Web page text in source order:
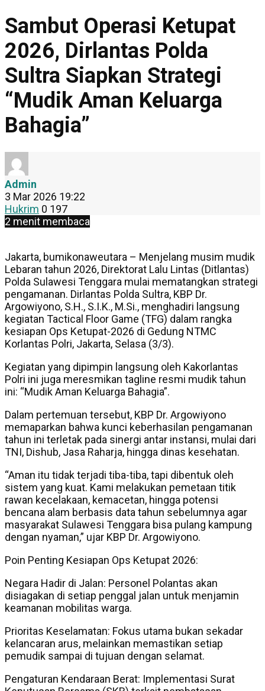
Sambut Operasi Ketupat
2026, Dirlantas Polda
Sultra Siapkan Strategi
“Mudik Aman Keluarga
Bahagia”
Admin
3 Mar 2026 19:22
Hukrim 0 197
2 menit membaca
Jakarta, bumikonaweutara – Menjelang musim mudik
Lebaran tahun 2026, Direktorat Lalu Lintas (Ditlantas)
Polda Sulawesi Tenggara mulai mematangkan strategi
pengamanan. Dirlantas Polda Sultra, KBP Dr.
Argowiyono, S.H., S.I.K., M.Si., menghadiri langsung
kegiatan Tactical Floor Game (TFG) dalam rangka
kesiapan Ops Ketupat-2026 di Gedung NTMC
Korlantas Polri, Jakarta, Selasa (3/3).
Kegiatan yang dipimpin langsung oleh Kakorlantas
Polri ini juga meresmikan tagline resmi mudik tahun
ini: “Mudik Aman Keluarga Bahagia”.
Dalam pertemuan tersebut, KBP Dr. Argowiyono
memaparkan bahwa kunci keberhasilan pengamanan
tahun ini terletak pada sinergi antar instansi, mulai dari
TNI, Dishub, Jasa Raharja, hingga dinas kesehatan.
“Aman itu tidak terjadi tiba-tiba, tapi dibentuk oleh
sistem yang kuat. Kami melakukan pemetaan titik
rawan kecelakaan, kemacetan, hingga potensi
bencana alam berbasis data tahun sebelumnya agar
masyarakat Sulawesi Tenggara bisa pulang kampung
dengan nyaman,” ujar KBP Dr. Argowiyono.
Poin Penting Kesiapan Ops Ketupat 2026:
Negara Hadir di Jalan: Personel Polantas akan
disiagakan di setiap penggal jalan untuk menjamin
keamanan mobilitas warga.
Prioritas Keselamatan: Fokus utama bukan sekadar
kelancaran arus, melainkan memastikan setiap
pemudik sampai di tujuan dengan selamat.
Pengaturan Kendaraan Berat: Implementasi Surat